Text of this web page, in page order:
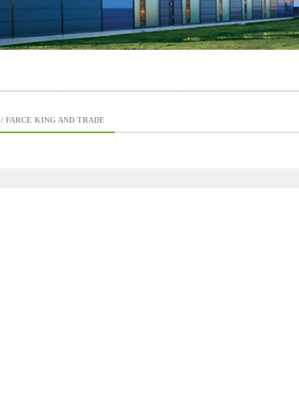
/ FARCE KING AND TRADE